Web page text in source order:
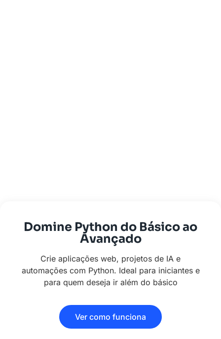
Domine Python do Básico ao
Avançado
Crie aplicações web, projetos de IA e
automações com Python. Ideal para iniciantes e
para quem deseja ir além do básico
Ver como funciona